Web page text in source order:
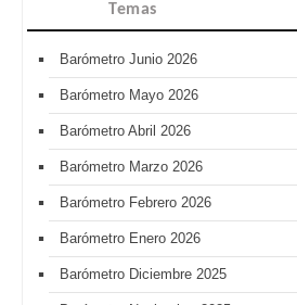
Temas
Barómetro Junio 2026
Barómetro Mayo 2026
Barómetro Abril 2026
Barómetro Marzo 2026
Barómetro Febrero 2026
Barómetro Enero 2026
Barómetro Diciembre 2025